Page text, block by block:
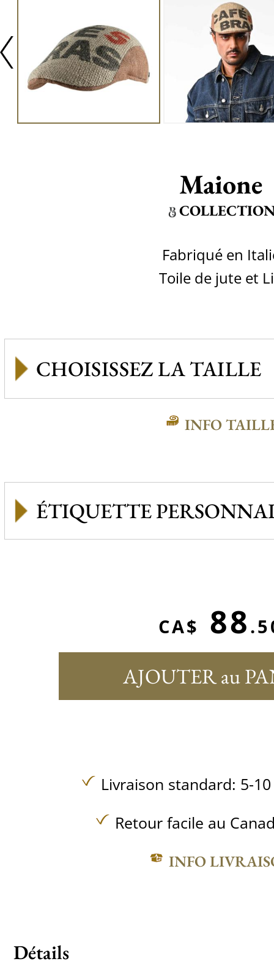
Maione
Fabriqué en
Toile de jute et
INFO
ÉTIQUETTE
CA$ 88
AJOUTER au
Livraison standard: 5-
Retour facile au
INFO
Détails